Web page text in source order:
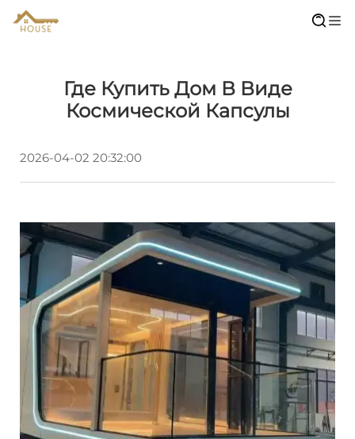
Где Купить Дом В Виде
Космической Капсулы
2026-04-02 20:32:00